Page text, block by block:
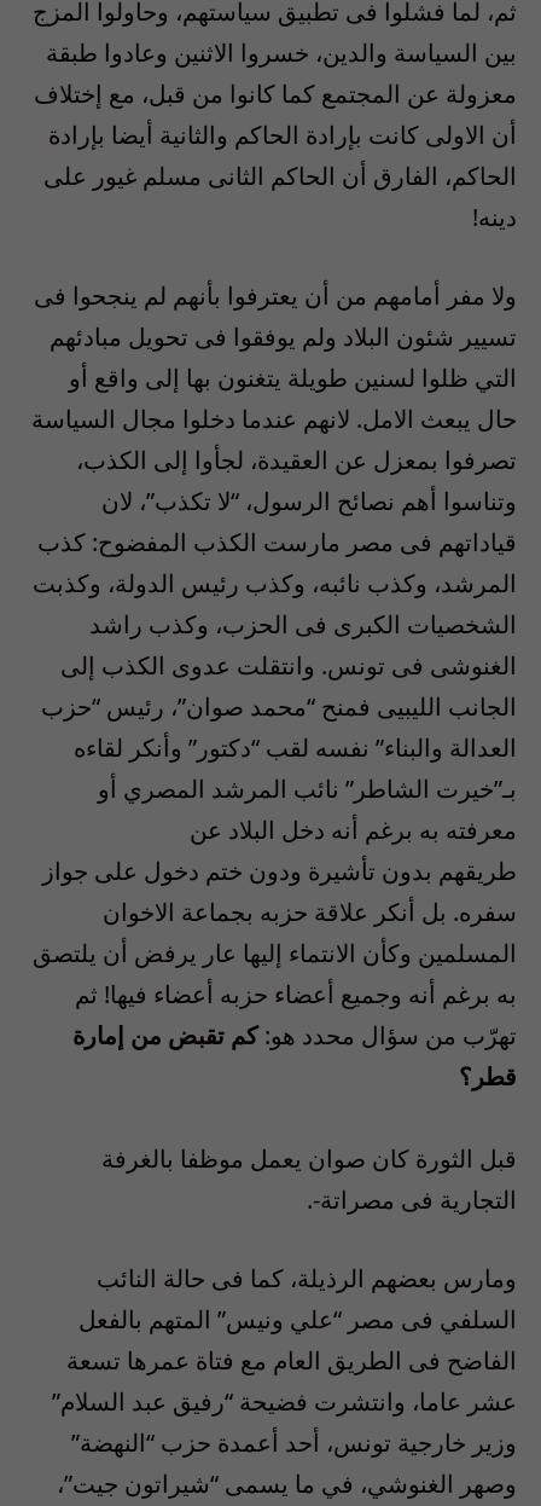
ثم، لما فشلوا فى تطبيق سياستهم، وحاولوا المزج
بين السياسة والدين، خسروا الاثنين وعادوا طبقة
معزولة عن المجتمع كما كانوا من قبل، مع إختلاف
أن الاولى كانت بإرادة الحاكم والثانية أيضا بإرادة
الحاكم، الفارق أن الحاكم الثانى مسلم غيور على
دينه!
ولا مفر أمامهم من أن يعترفوا بأنهم لم ينجحوا فى
تسيير شئون البلاد ولم يوفقوا فى تحويل مبادئهم
التي ظلوا لسنين طويلة يتغنون بها إلى واقع أو
حال يبعث الامل. لانهم عندما دخلوا مجال السياسة
تصرفوا بمعزل عن العقيدة، لجأوا إلى الكذب،
وتناسوا أهم نصائح الرسول، “لا تكذب”، لان
قياداتهم فى مصر مارست الكذب المفضوح: كذب
المرشد، وكذب نائبه، وكذب رئيس الدولة، وكذبت
الشخصيات الكبرى فى الحزب، وكذب راشد
الغنوشى فى تونس. وانتقلت عدوى الكذب إلى
الجانب الليبيى فمنح “محمد صوان”، رئيس “حزب
العدالة والبناء” نفسه لقب “دكتور” وأنكر لقاءه
بـ”خيرت الشاطر” نائب المرشد المصري أو
معرفته به برغم أنه دخل البلاد عن
طريقهم بدون تأشيرة ودون ختم دخول على جواز
سفره. بل أنكر علاقة حزبه بجماعة الاخوان
المسلمين وكأن الانتماء إليها عار يرفض أن يلتصق
به برغم أنه وجميع أعضاء حزبه أعضاء فيها! ثم
تهرّب من سؤال محدد هو:كم تقبض من إمارة
قطر؟
قبل الثورة كان صوان يعمل موظفا بالغرفة
التجارية فى مصراتة-.
ومارس بعضهم الرذيلة، كما فى حالة النائب
السلفي فى مصر “علي ونيس” المتهم بالفعل
الفاضح فى الطريق العام مع فتاة عمرها تسعة
عشر عاما، وانتشرت فضيحة “رفيق عبد السلام”
وزير خارجية تونس، أحد أعمدة حزب “النهضة”
وصهر الغنوشي، في ما يسمى “شيراتون جيت”،